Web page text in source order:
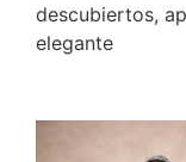
descubiertos,
elegante